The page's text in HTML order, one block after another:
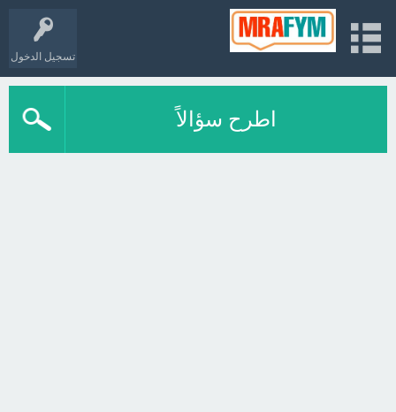
تسجيل الدخول
اطرح سؤالاً